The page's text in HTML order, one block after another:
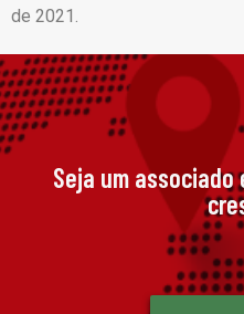
de 2021.
Seja um